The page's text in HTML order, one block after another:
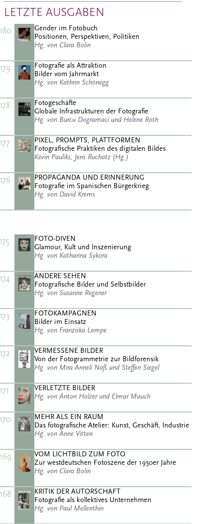
LETZTE AUSGABEN
180
Gender im Fotobuch
Positionen, Perspektiven, Politiken
Hg. von Clara Bolin
179
Fotografie als Attraktion
Bilder vom Jahrmarkt
Hg. von Kathrin Schönegg
178
Fotogeschäfte
Globale Infrastrukturen der Fotografie
Hg. von Burcu Dogramaci und Helene Roth
177
PIXEL, PROMPTS, PLATTFORMEN
Fotografische Praktiken des digitalen Bildes
Kevin Pauliks, Jens Ruchatz (Hg.)
176
PROPAGANDA UND ERINNERUNG
Fotografie im Spanischen Bürgerkrieg
Hg. von David Krems
175
FOTO-DIVEN
Glamour, Kult und Inszenierung
Hg. von Katharina Sykora
174
ANDERE SEHEN
Fotografische Bilder und Selbstbilder
Hg. von Susanne Regener
173
FOTOKAMPAGNEN
Bilder im Einsatz
Hg. von Franziska Lampe
172
VERMESSENE BILDER
Von der Fotogrammetrie zur Bildforensik
Hg. von Mira Anneli Naß und Steffen Siegel
171
VERLETZTE BILDER
Hg. von Anton Holzer und Elmar Mauch
170
MEHR ALS EIN RAUM
Das fotografische Atelier: Kunst, Geschäft, Industrie
Hg. von Anne Vitten
169
VOM LICHTBILD ZUM FOTO
Zur westdeutschen Fotoszene der 1950er Jahre
Hg. von Clara Bolin
168
KRITIK DER AUTORSCHAFT
Fotografie als kollektives Unternehmen
Hg. von Paul Mellenthin